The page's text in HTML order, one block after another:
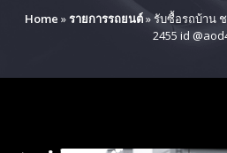
Home »รายการรถยนต์»รับซื้อรถบ้าน ช
2455 id